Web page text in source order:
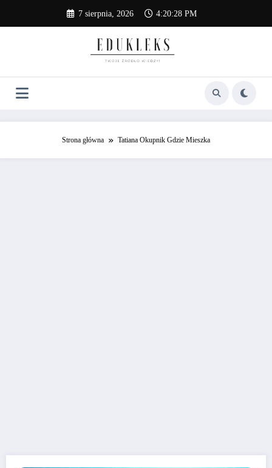
content
7 sierpnia, 2026 4:20:28 PM
Strona główna Tatiana Okupnik Gdzie Mieszka